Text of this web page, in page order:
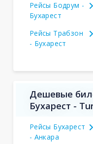
Рейсы Бодрум -
Бухарест
Рейсы Трабзон
- Бухарест
Дешевые
Бухарест -
Рейсы Бухарест
- Анкара